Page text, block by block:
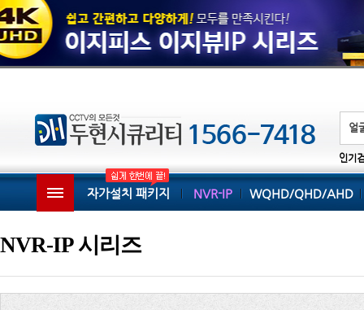
인기
자가설치 패키지 NVR-IP WQHD/QHD/AHD
NVR-IP 시리즈